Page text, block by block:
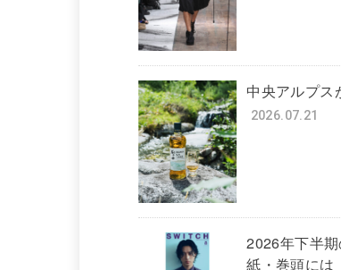
中央アルプス
2026.07.21
2026年下半
紙・巻頭には